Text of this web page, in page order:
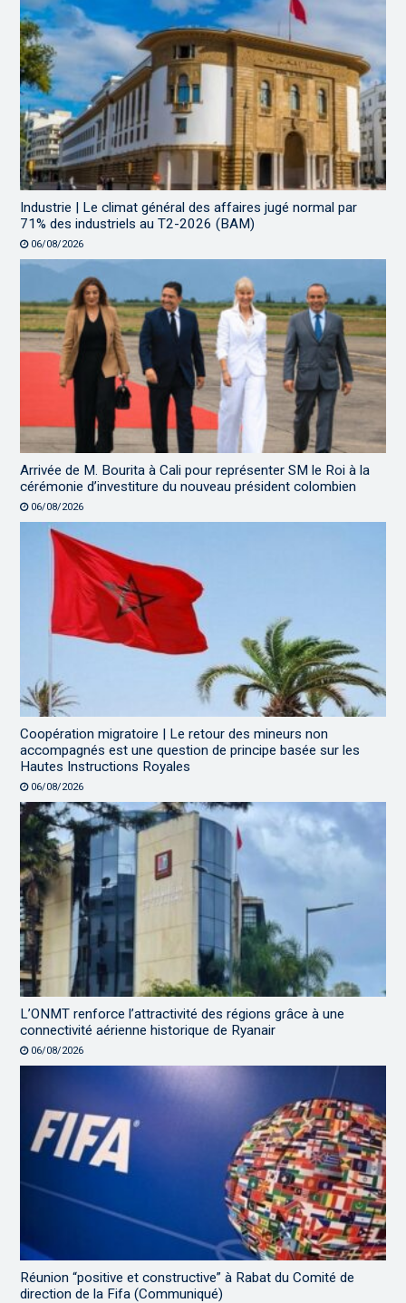
Industrie | Le climat général des affaires jugé normal par
71% des industriels au T2-2026 (BAM)
06/08/2026
Arrivée de M. Bourita à Cali pour représenter SM le Roi à la
cérémonie d’investiture du nouveau président colombien
06/08/2026
Coopération migratoire | Le retour des mineurs non
accompagnés est une question de principe basée sur les
Hautes Instructions Royales
06/08/2026
L’ONMT renforce l’attractivité des régions grâce à une
connectivité aérienne historique de Ryanair
06/08/2026
Réunion “positive et constructive” à Rabat du Comité de
direction de la Fifa (Communiqué)